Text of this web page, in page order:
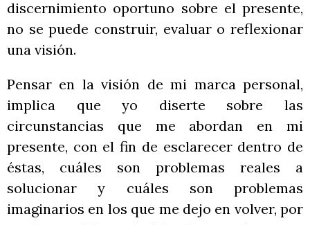
discernimiento oportuno sobre el presente,
no se puede construir, evaluar o reflexionar
una visión.
Pensar en la visión de mi marca personal,
implica que yo diserte sobre las
circunstancias que me abordan en mi
presente, con el fin de esclarecer dentro de
éstas, cuáles son problemas reales a
solucionar y cuáles son problemas
imaginarios en los que me dejo en volver, por